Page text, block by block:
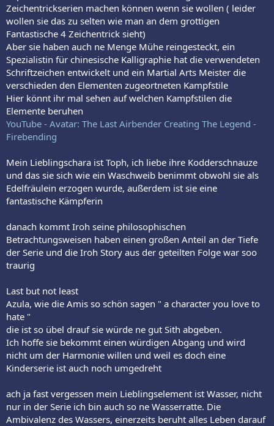
Zeichentrickserien machen können wenn sie wollen ( leider
wollen sie das zu selten wie man an dem grottigen
Fantastische 4 Zeichentrick sieht)
Aber sie haben auch ne Menge Mühe reingesteckt, ein
Spezialistin für chinesische Kalligraphie hat die verwendeten
Schriftzeichen entwickelt und ein Martial Arts Meister die
verschieden den Elementen zugeortneten Kampfstile
Hier könnt ihr mal sehen auf welchen Kampfstilen die
Elemente beruhen
YouTube - Avatar: The Last Airbender Creating The Legend -
Firebending
Mein Lieblingschara ist Toph, ich liebe ihre Kodderschnauze
und das sie sich wie ein Waschweib benimmt obwohl sie als
Edelfräulein erzogen wurde, außerdem ist sie eine
fantastische Kämpferin
danach kommt Iroh seine philosophischen
Betrachtungsweisen haben einen großen Anteil an der Tiefe
der Serie und die Iroh Story aus der geteilten Folge war soo
traurig
Last but not least
Azula, wie die Amis so schön sagen " a character you love to
hate "
die ist so übel drauf sie würde ne gut Sith abgeben.
Ich hoffe sie bekommt einen würdigen Abgang und wird
nicht um der Harmonie willen und weil es doch eine
Kinderserie ist auch noch umgedreht
ach ja fast vergessen mein Lieblingselement ist Wasser, nicht
nur in der Serie ich bin auch so ne Wasserratte. Die
Ambivalenz des Wassers, einerzeits beruht alles Leben darauf